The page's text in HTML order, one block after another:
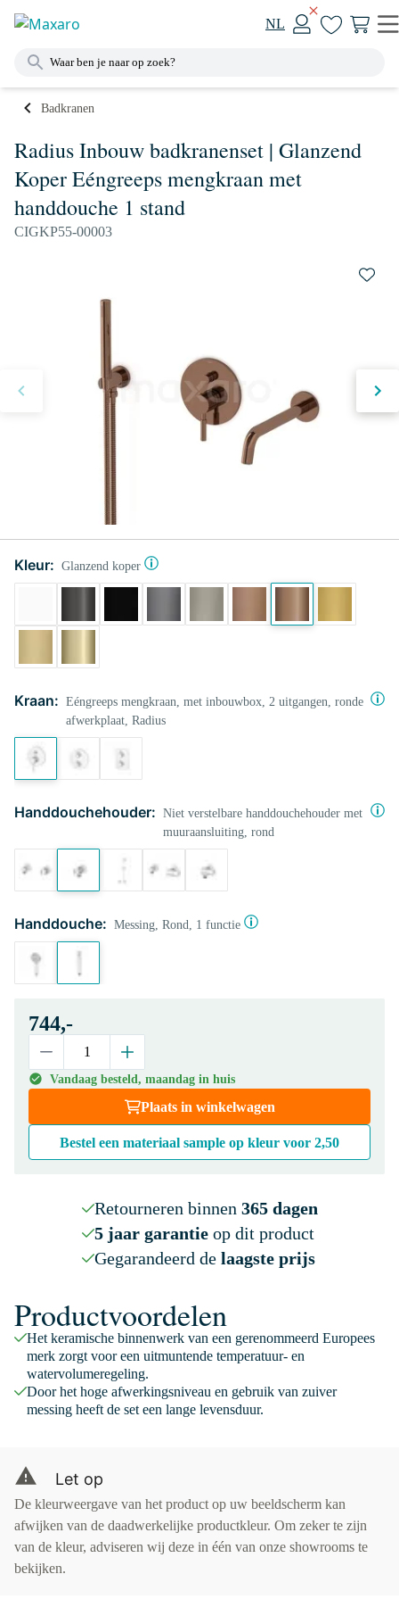
NL
Badkranen
Radius Inbouw badkranenset | Glanzend
Koper Eéngreeps mengkraan met
handdouche 1 stand
CIGKP55-00003
Kleur: Glanzend koper
Kraan: Eéngreeps mengkraan, met inbouwbox, 2 uitgangen, ronde
afwerkplaat, Radius
Handdouchehouder: Niet verstelbare handdouchehouder met
muuraansluiting, rond
Handdouche: Messing, Rond, 1 functie
744,-
Vandaag besteld, maandag in huis
Plaats in winkelwagen
Bestel een materiaal sample op kleur voor 2,50
Retourneren binnen 365 dagen
5 jaar garantieop dit product
Gegarandeerd de laagste prijs
Productvoordelen
Het keramische binnenwerk van een gerenommeerd Europees
merk zorgt voor een uitmuntende temperatuur- en
watervolumeregeling.
Door het hoge afwerkingsniveau en gebruik van zuiver
messing heeft de set een lange levensduur.
Let op
De kleurweergave van het product op uw beeldscherm kan
afwijken van de daadwerkelijke productkleur. Om zeker te zijn
van de kleur, adviseren wij deze in één van onze showrooms te
bekijken.